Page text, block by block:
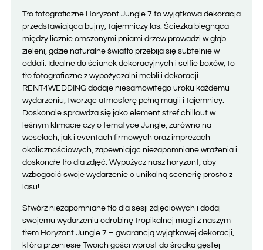
Tło fotograficzne Horyzont Jungle 7 to wyjątkowa dekoracja
przedstawiająca bujny, tajemniczy las. Ścieżka biegnąca
między licznie omszonymi pniami drzew prowadzi w głąb
zieleni, gdzie naturalne światło przebija się subtelnie w
oddali. Idealne do ścianek dekoracyjnych i selfie boxów, to
tło fotograficzne z wypożyczalni mebli i dekoracji
RENT4WEDDING dodaje niesamowitego uroku każdemu
wydarzeniu, tworząc atmosferę pełną magii i tajemnicy.
Doskonale sprawdza się jako element stref chillout w
leśnym klimacie czy o tematyce Jungle, zarówno na
weselach, jak i eventach firmowych oraz imprezach
okolicznościowych, zapewniając niezapomniane wrażenia i
doskonałe tło dla zdjęć. Wypożycz nasz horyzont, aby
wzbogacić swoje wydarzenie o unikalną scenerię prosto z
lasu!
Stwórz niezapomniane tło dla sesji zdjęciowych i dodaj
swojemu wydarzeniu odrobinę tropikalnej magii z naszym
tłem Horyzont Jungle 7 – gwarancją wyjątkowej dekoracji,
która przeniesie Twoich gości wprost do środka gęstej